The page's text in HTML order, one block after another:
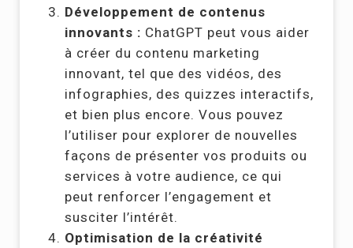
Développement de contenus
innovants : ChatGPT peut vous aider
à créer du contenu marketing
innovant, tel que des vidéos, des
infographies, des quizzes interactifs,
et bien plus encore. Vous pouvez
l’utiliser pour explorer de nouvelles
façons de présenter vos produits ou
services à votre audience, ce qui
peut renforcer l’engagement et
susciter l’intérêt.
Optimisation de la créativité